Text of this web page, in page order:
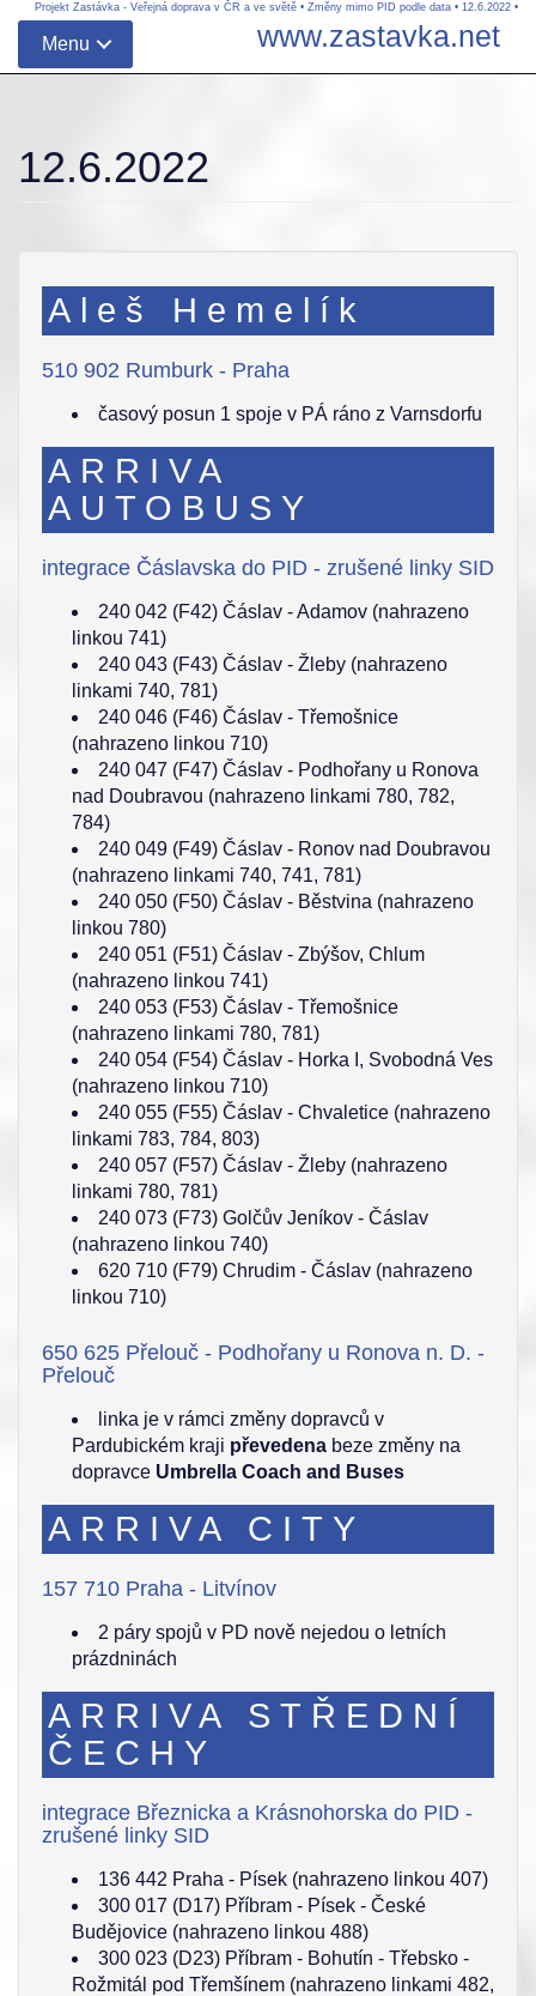
Projekt Zastávka - Veřejná doprava v ČR a ve světě • Změny mimo PID podle data • 12.6.2022 •
Menu www.zastavka.net
12.6.2022
Aleš Hemelík
510 902 Rumburk - Praha
časový posun 1 spoje v PÁ ráno z Varnsdorfu
ARRIVA
AUTOBUSY
integrace Čáslavska do PID - zrušené linky SID
240 042 (F42) Čáslav - Adamov (nahrazeno
linkou 741)
240 043 (F43) Čáslav - Žleby (nahrazeno
linkami 740, 781)
240 046 (F46) Čáslav - Třemošnice
(nahrazeno linkou 710)
240 047 (F47) Čáslav - Podhořany u Ronova
nad Doubravou (nahrazeno linkami 780, 782,
784)
240 049 (F49) Čáslav - Ronov nad Doubravou
(nahrazeno linkami 740, 741, 781)
240 050 (F50) Čáslav - Běstvina (nahrazeno
linkou 780)
240 051 (F51) Čáslav - Zbýšov, Chlum
(nahrazeno linkou 741)
240 053 (F53) Čáslav - Třemošnice
(nahrazeno linkami 780, 781)
240 054 (F54) Čáslav - Horka I, Svobodná Ves
(nahrazeno linkou 710)
240 055 (F55) Čáslav - Chvaletice (nahrazeno
linkami 783, 784, 803)
240 057 (F57) Čáslav - Žleby (nahrazeno
linkami 780, 781)
240 073 (F73) Golčův Jeníkov - Čáslav
(nahrazeno linkou 740)
620 710 (F79) Chrudim - Čáslav (nahrazeno
linkou 710)
650 625 Přelouč - Podhořany u Ronova n. D. -
Přelouč
linka je v rámci změny dopravců v
Pardubickém kraji převedena beze změny na
dopravce Umbrella Coach and Buses
ARRIVA CITY
157 710 Praha - Litvínov
2 páry spojů v PD nově nejedou o letních
prázdninách
ARRIVA STŘEDNÍ
ČECHY
integrace Březnicka a Krásnohorska do PID -
zrušené linky SID
136 442 Praha - Písek (nahrazeno linkou 407)
300 017 (D17) Příbram - Písek - České
Budějovice (nahrazeno linkou 488)
300 023 (D23) Příbram - Bohutín - Třebsko -
Rožmitál pod Třemšínem (nahrazeno linkami 482,